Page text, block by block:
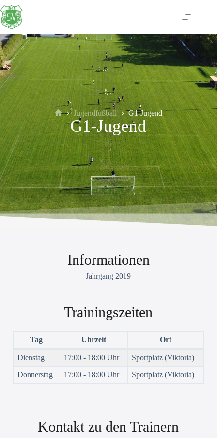
Jugendfußball G1-Jugend
G1-Jugend
Informationen
Jahrgang 2019
Trainingszeiten
Tag Uhrzeit Ort
Dienstag 17:00 - 18:00 Uhr Sportplatz (Viktoria)
Donnerstag 17:00 - 18:00 Uhr Sportplatz (Viktoria)
Kontakt zu den Trainern